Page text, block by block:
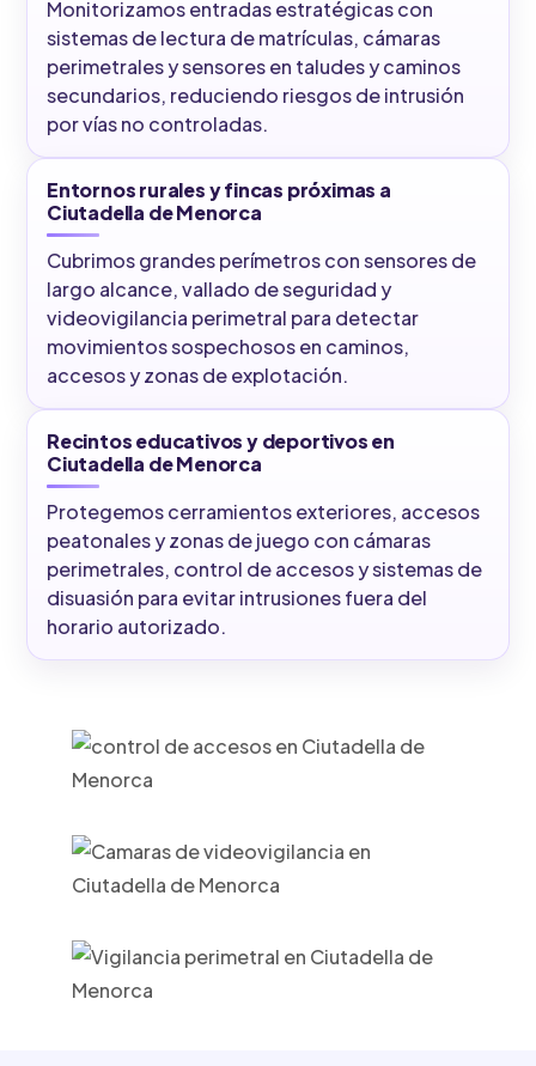
Monitorizamos entradas estratégicas con
sistemas de lectura de matrículas, cámaras
perimetrales y sensores en taludes y caminos
secundarios, reduciendo riesgos de intrusión
por vías no controladas.
Entornos rurales y fincas próximas a
Ciutadella de Menorca
Cubrimos grandes perímetros con sensores de
largo alcance, vallado de seguridad y
videovigilancia perimetral para detectar
movimientos sospechosos en caminos,
accesos y zonas de explotación.
Recintos educativos y deportivos en
Ciutadella de Menorca
Protegemos cerramientos exteriores, accesos
peatonales y zonas de juego con cámaras
perimetrales, control de accesos y sistemas de
disuasión para evitar intrusiones fuera del
horario autorizado.